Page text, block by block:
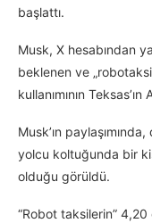
başlattı.
Musk, X hesabından
beklenen ve
kullanımının
Musk’ın
yolcu koltuğunda bir
olduğu görüldü.
“Robot taksilerin” 4,20